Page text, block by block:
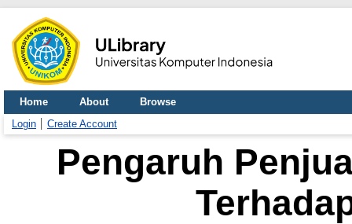
Home About
Browse
Login
Create Account
Pengaruh